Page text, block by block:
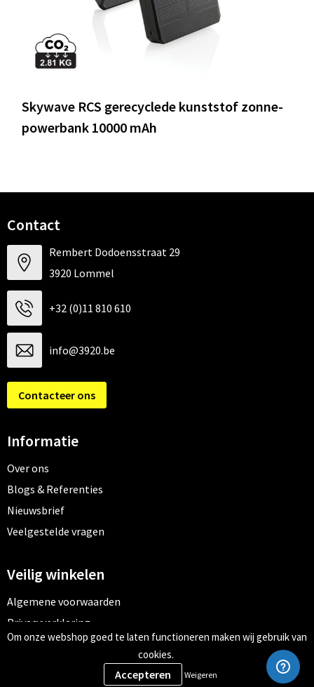
Skywave RCS gerecyclede kunststof zonne-
powerbank 10000 mAh
Contact
Rembert Dodoensstraat 29
3920 Lommel
+32 (0)11 810 610
info@3920.be
Contacteer ons
Informatie
Over ons
Blogs & Referenties
Nieuwsbrief
Veelgestelde vragen
Veilig winkelen
Algemene voorwaarden
Privacyverklaring
Cookiebeleid
Om onze webshop goed te laten functioneren maken wij gebruik van
cookies.
Weigeren